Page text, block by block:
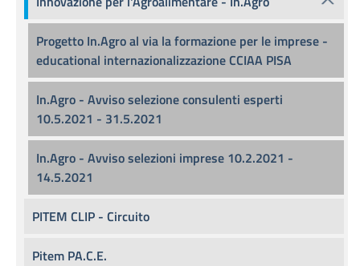
Progetto In.Agro al via la formazione per le imprese -
educational internazionalizzazione CCIAA PISA
In.Agro - Avviso selezione consulenti esperti
10.5.2021 - 31.5.2021
In.Agro - Avviso selezioni imprese 10.2.2021 -
14.5.2021
PITEM CLIP - Circuito
Pitem PA.C.E.